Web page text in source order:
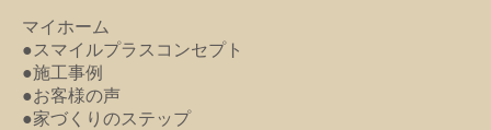
マイホーム
●スマイルプラスコンセプト
●施工事例
●お客様の声
●家づくりのステップ